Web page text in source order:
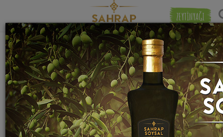
ZEYTİNYAĞI
"Midye Makarna" etiketiyle eşleşen (3)
tarif bulundu.
Eşleşmeye